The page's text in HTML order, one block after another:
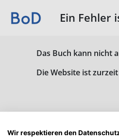
Ein Fehler
Das Buch kann nicht
Die Website ist
Wir respektieren den